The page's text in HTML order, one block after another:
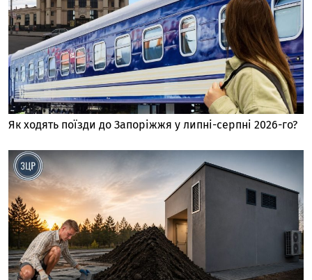
Як ходять поїзди до Запоріжжя у липні-серпні 2026-го?